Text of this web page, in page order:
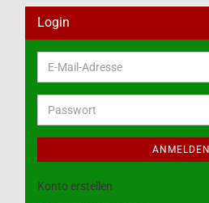
Login
E-
Mail-
Adresse
Passwort
ANMELDEN
Konto erstellen